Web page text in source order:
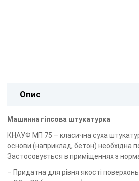
Опис
Машинна гіпсова штукатурка
КНАУФ MП 75 – класична суха
основи (наприклад, бетон) необхідна
Застосовується в приміщеннях з
– Придатна для рівня якості поверхонь